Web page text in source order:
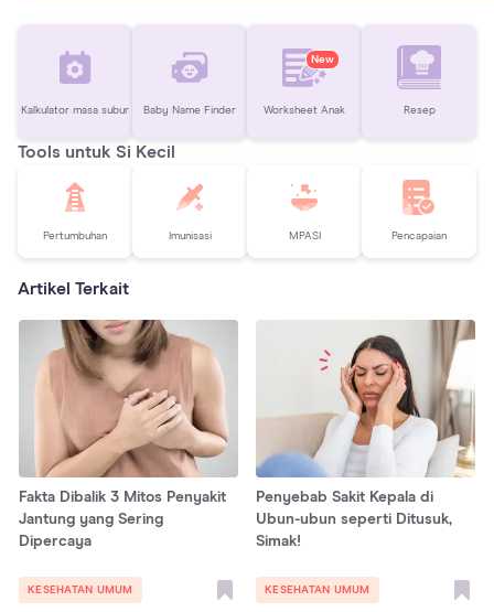
Kalkulator masa subur Baby Name Finder
New
Worksheet Anak Resep
Tools untuk Si Kecil
Pertumbuhan Imunisasi MPASI Pencapaian
Artikel Terkait
Fakta Dibalik 3 Mitos Penyakit
Jantung yang Sering
Dipercaya
KESEHATAN UMUM
Penyebab Sakit Kepala di
Ubun-ubun seperti Ditusuk,
Simak!
KESEHATAN UMUM